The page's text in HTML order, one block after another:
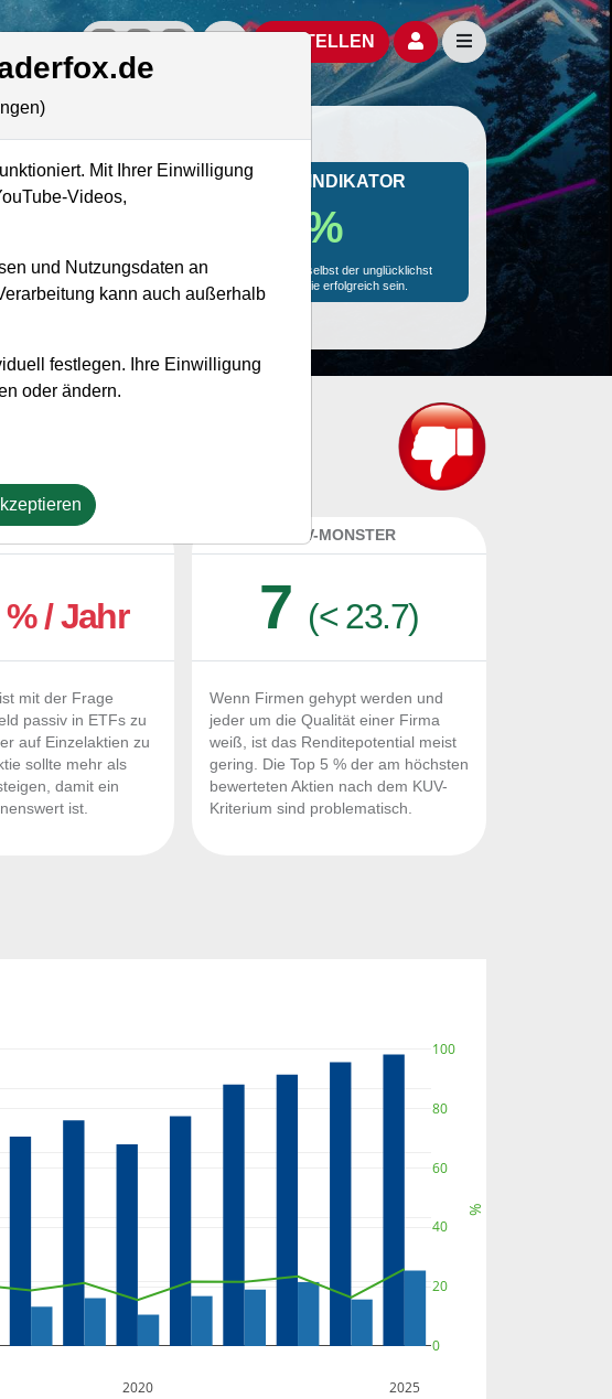
offizielle Social Media-AccountsAktien- und Artikelsuche öffnen
BESTELLEN Seitennavigation
MONKEY-TRADER INDIKATOR
85.0 %
Mit 85.0 % Wahrscheinlichkeit wird selbst der unglücklichst
agierende Trader mit dieser Aktie erfolgreich sein.
% / Jahr
mit der Frage
passiv in ETFs zu
auf Einzelaktien zu
sollte mehr als
damit ein
ist.
KUV-MONSTER
7 (< 23.7)
Wenn Firmen gehypt werden und
jeder um die Qualität einer Firma
weiß, ist das Renditepotential meist
gering. Die Top 5 % der am höchsten
bewerteten Aktien nach dem KUV-
Kriterium sind problematisch.
2020 2025
0
20
40
60
80
100
%
Mit Ihrer Einwilligung
Videos,
und Nutzungsdaten an
kann auch außerhalb
festlegen. Ihre Einwilligung
oder ändern.